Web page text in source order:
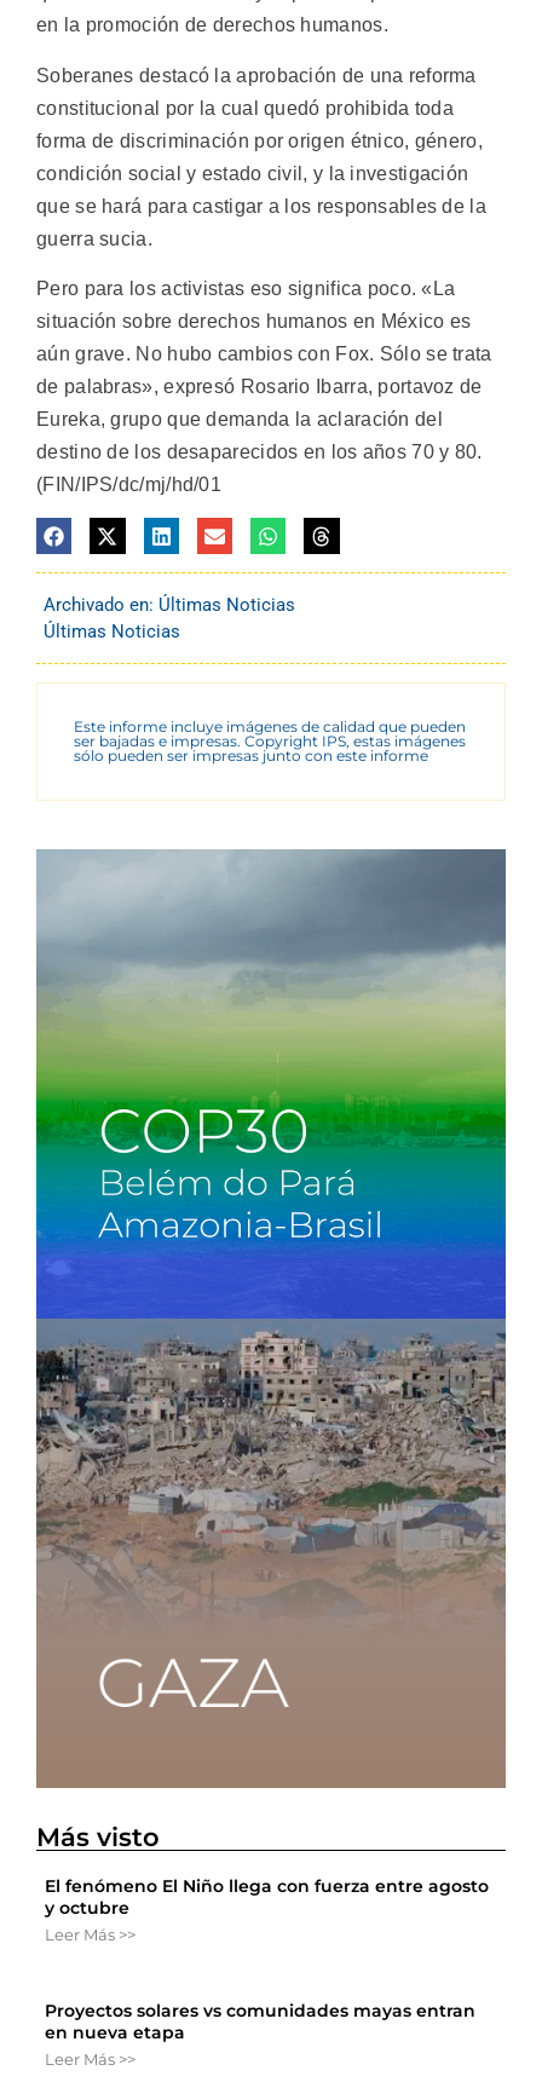
en la promoción de derechos humanos.
Soberanes destacó la aprobación de una reforma
constitucional por la cual quedó prohibida toda
forma de discriminación por origen étnico, género,
condición social y estado civil, y la investigación
que se hará para castigar a los responsables de la
guerra sucia.
Pero para los activistas eso significa poco. «La
situación sobre derechos humanos en México es
aún grave. No hubo cambios con Fox. Sólo se trata
de palabras», expresó Rosario Ibarra, portavoz de
Eureka, grupo que demanda la aclaración del
destino de los desaparecidos en los años 70 y 80.
(FIN/IPS/dc/mj/hd/01
Archivado en: Últimas Noticias
Últimas Noticias
Este informe incluye imágenes de calidad que pueden
ser bajadas e impresas. Copyright IPS, estas imágenes
sólo pueden ser impresas junto con este informe
Más visto
El fenómeno El Niño llega con fuerza entre agosto
y octubre
Leer Más >>
Proyectos solares vs comunidades mayas entran
en nueva etapa
Leer Más >>